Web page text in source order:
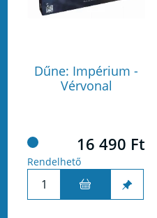
Dűne: Impérium -
Vérvonal
16 490 Ft
Rendelhető